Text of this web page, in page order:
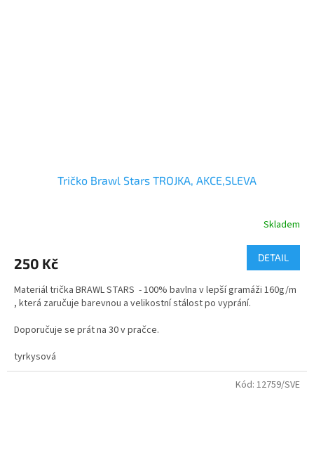
Tričko Brawl Stars TROJKA, AKCE,SLEVA
je
z
5
Skladem
250 Kč DETAIL
Materiál trička BRAWL STARS - 100% bavlna v lepší gramáži 160g/m
, která zaručuje barevnou a velikostní stálost po vyprání.
Doporučuje se prát na 30 v pračce.
velikosti - dětské i dospělé
tyrkysová
Kód: 12759/SVE